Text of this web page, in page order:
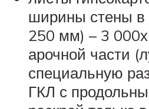
ширины стены в
250 мм) – 3
арочной части
специальную
ГКЛ с